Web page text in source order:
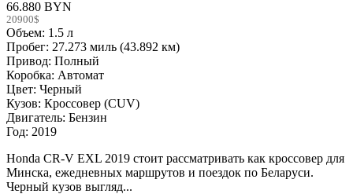
66.880 BYN
20900$
Объем: 1.5 л
Пробег: 27.273 миль (43.892 км)
Привод: Полный
Коробка: Автомат
Цвет: Черный
Кузов: Кроссовер (CUV)
Двигатель: Бензин
Год: 2019
Honda CR-V EXL 2019 стоит рассматривать как кроссовер для
Минска, ежедневных маршрутов и поездок по Беларуси.
Черный кузов выгляд...